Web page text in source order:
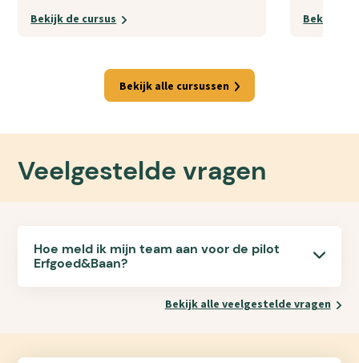
Bekijk de cursus Bekijk de
Bekijk alle cursussen
Veelgestelde vragen
Hoe meld ik mijn team aan voor de pilot
Erfgoed&Baan?
Bekijk alle veelgestelde vragen